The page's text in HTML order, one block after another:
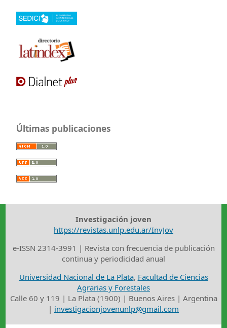
Últimas publicaciones
Investigación joven
https://revistas.unlp.edu.ar/InvJov
e-ISSN 2314-3991 | Revista con frecuencia de publicación
continua y periodicidad anual
Universidad Nacional de La Plata, Facultad de Ciencias
Agrarias y Forestales
Calle 60 y 119 | La Plata (1900) | Buenos Aires | Argentina
| investigacionjovenunlp@gmail.com